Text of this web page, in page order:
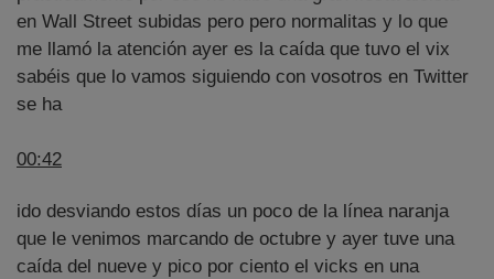
en Wall Street subidas pero pero normalitas y lo que
me llamó la atención ayer es la caída que tuvo el vix
sabéis que lo vamos siguiendo con vosotros en Twitter
se ha
00:42
ido desviando estos días un poco de la línea naranja
que le venimos marcando de octubre y ayer tuve una
caída del nueve y pico por ciento el vicks en una